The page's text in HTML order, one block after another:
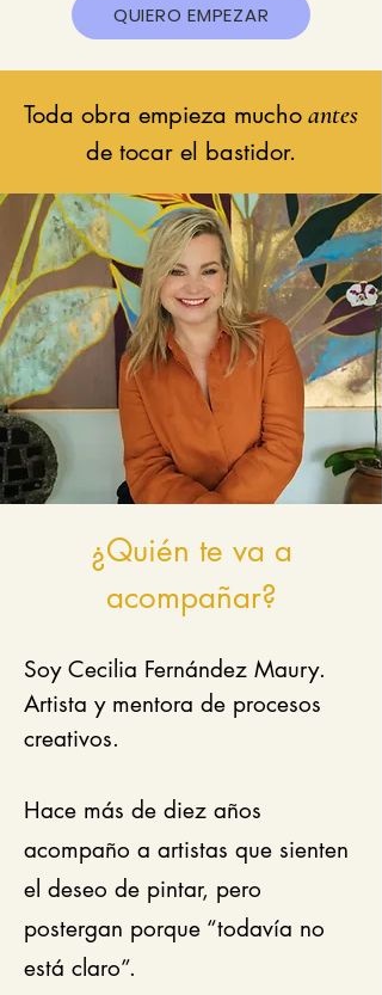
QUIERO EMPEZAR
Toda obra empieza muchoantes
de tocar el bastidor.
¿Quién te va a
acompañar?
Soy Cecilia Fernández Maury.
Artista y mentora de procesos
creativos.
Hace más de diez años
acompaño a artistas que sienten
el deseo de pintar, pero
postergan porque “todavía no
está claro”.